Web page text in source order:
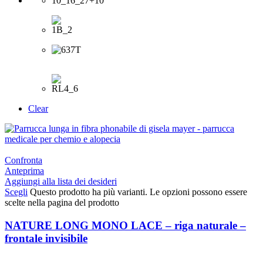
Clear
Confronta
Anteprima
Aggiungi alla lista dei desideri
Scegli Questo prodotto ha più varianti. Le opzioni possono essere
scelte nella pagina del prodotto
NATURE LONG MONO LACE – riga naturale –
frontale invisibile